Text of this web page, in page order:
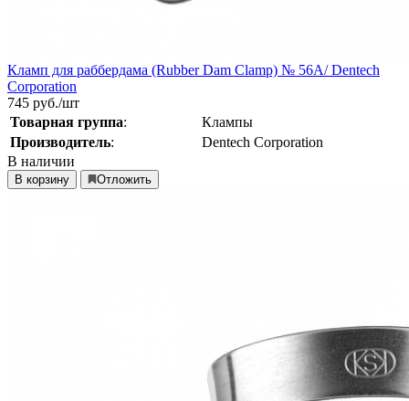
Кламп для раббердама (Rubber Dam Clamp) № 56A/ Dentech
Corporation
745 руб./шт
Товарная группа:
Клампы
Производитель:
Dentech Corporation
В наличии
В корзину Отложить